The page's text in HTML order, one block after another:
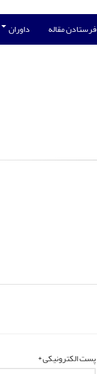
فرستادن مقاله داوران
پست الکترونیکی *